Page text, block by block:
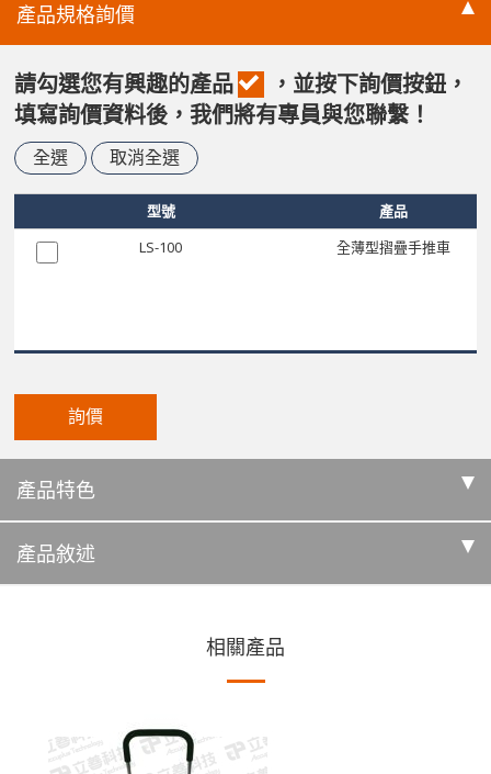
產品規格詢價
請勾選您有興趣的產品
，並按下詢價按鈕，
填寫詢價資料後，我們將有專員與您聯繫！
全選 取消全選
型號
產品
LS-100
全薄型摺疊手推車
詢價
產品特色
產品敘述
相關產品